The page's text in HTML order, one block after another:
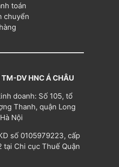
toán
chuyển
DV HNC Á CHÂU
doanh: Số 105, tổ
Thanh, quận Long
Nội
số 0105979223, cấp
tại Chi cục Thuế Quận